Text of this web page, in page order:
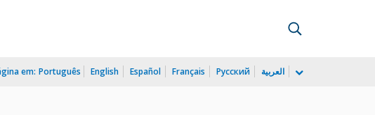
em: Português English Español Français Русский العربية